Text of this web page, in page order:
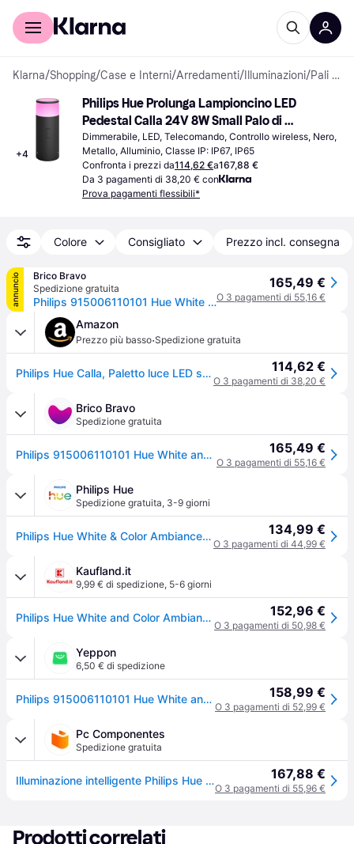
Per il tuo shopping
Klarna/Shopping/Case e Interni/Arredamenti/ Illuminazioni/ Pali di protezione
+4
Philips Hue Prolunga Lampioncino LED
Pedestal Calla 24V 8W Small Palo di
protezione 25cm
Dimmerabile, LED, Telecomando, Controllo wireless, Nero,
Metallo, Alluminio, Classe IP: IP67, IP65
Confronta i prezzi da114,62 €a167,88 €
Da 3 pagamenti di 38,20 € con
Prova pagamenti flessibili*
Colore Consigliato Prezzo incl. consegna
annuncio
Brico Bravo
Spedizione gratuita
Philips 915006110101 Hue White and Color Ambiance Palo da Esterno LED Smart 8 W IP65 colore Nero
165,49 €
O 3 pagamenti di 55,16 €
Amazon
Prezzo più basso·Spedizione gratuita
Philips Hue Calla, Paletto luce LED smart, Estensione, Nero 114,62 €
O 3 pagamenti di 38,20 €
Brico Bravo
Spedizione gratuita
Philips 915006110101 Hue White and Color Ambiance Palo da Esterno LED Smart 8 W IP65 colore Nero 165,49 €
O 3 pagamenti di 55,16 €
Philips Hue
Spedizione gratuita, 3-9 giorni
Philips Hue White & Color Ambiance Piedistallo Calla Per Esterni - Nero 134,99 €
O 3 pagamenti di 44,99 €
Kaufland.it
9,99 € di spedizione, 5-6 giorni
Philips Hue White and Color Ambiance Calla - Lampada da terra - LED - 8 W (equivalente 49 W) - Classe A - 16 milioni di colori 152,96 €
O 3 pagamenti di 50,98 €
Yeppon
6,50 € di spedizione
Philips 915006110101 Hue White and Color Ambiance Palo da Esterno LED Smart 8 W IP65 colore Nero 158,99 €
O 3 pagamenti di 52,99 €
Pc Componentes
Spedizione gratuita
Illuminazione intelligente Philips Hue Calla Bluetooth Zigbee LED colori esterno 167,88 €
O 3 pagamenti di 55,96 €
Prodotti correlati